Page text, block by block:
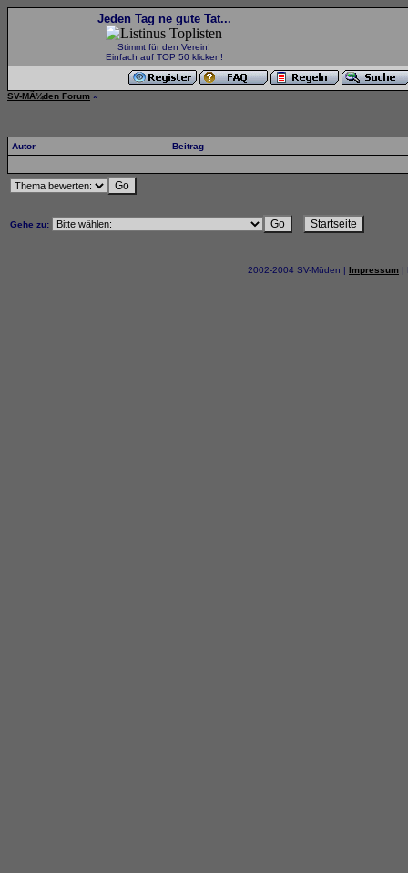
Jeden Tag ne gute Tat...
Stimmt für den Verein!
Einfach auf TOP 50 klicken!
SV-MÃ¼den Forum »
Autor Beitrag
Gehe zu:
2002-2004 SV-Müden | Impressum |